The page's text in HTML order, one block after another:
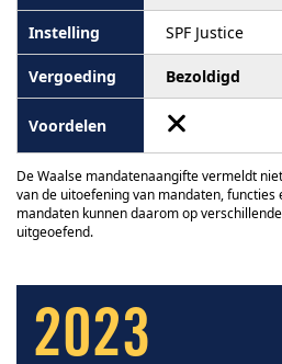
SPF Justice
Bezoldigd
De Waalse mandatenaangifte vermeldt
van de uitoefening van mandaten, functies
mandaten kunnen daarom op
uitgeoefend.
2023